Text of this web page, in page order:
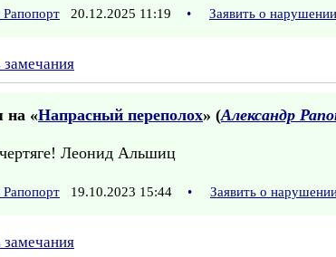
Рапопорт 20.12.2025 11:19 • Заявить о нарушении
замечания
на «Напрасный переполох» (Александр
Леонид Альшиц
Рапопорт 19.10.2023 15:44 • Заявить о
замечания